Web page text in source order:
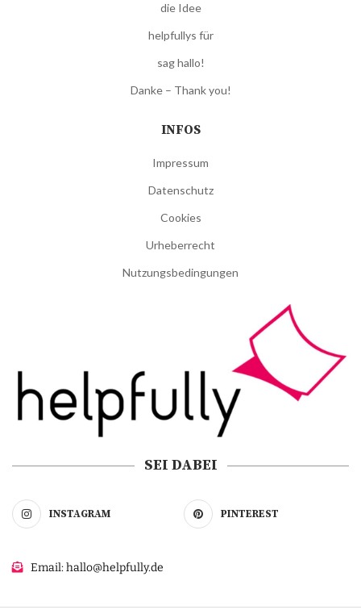
die Idee
helpfullys für
sag hallo!
Danke – Thank you!
INFOS
Impressum
Datenschutz
Cookies
Urheberrecht
Nutzungsbedingungen
SEI DABEI
INSTAGRAM PINTEREST
Email: hallo@helpfully.de